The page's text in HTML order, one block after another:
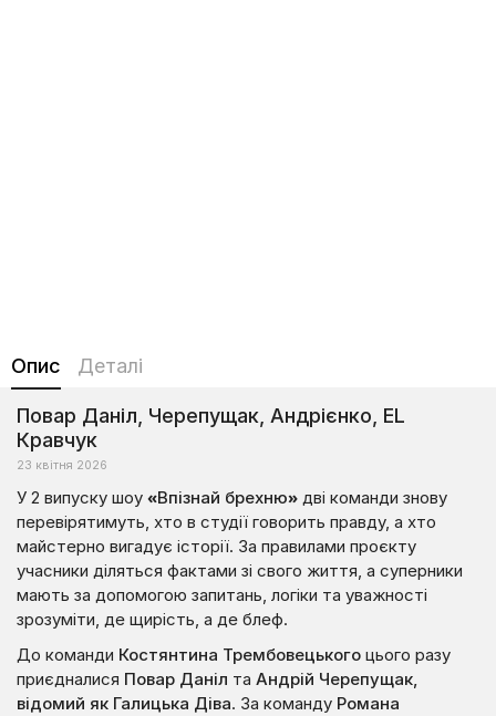
Опис Деталі
Повар Даніл, Черепущак, Андрієнко, EL
Кравчук
23 квітня 2026
У 2 випуску шоу «Впізнай брехню» дві команди знову
перевірятимуть, хто в студії говорить правду, а хто
майстерно вигадує історії. За правилами проєкту
учасники діляться фактами зі свого життя, а суперники
мають за допомогою запитань, логіки та уважності
зрозуміти, де щирість, а де блеф.
До команди Костянтина Трембовецького цього разу
приєдналися Повар Даніл та Андрій Черепущак,
відомий як Галицька Діва. За команду Романа